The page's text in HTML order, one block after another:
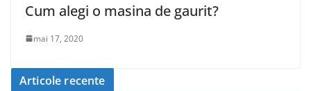
Cum alegi o masina de gaurit?
mai 17, 2020
Articole recente